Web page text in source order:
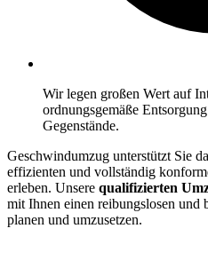
Wir legen großen Wert auf
ordnungsgemäße
Gegenstände.
Geschwindumzug unterstützt Sie
effizienten und vollständig
erleben. Unsere qualifizierten
mit Ihnen einen reibungslosen und
planen und umzusetzen.